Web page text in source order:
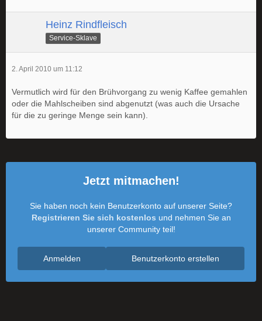
Heinz Rindfleisch
Service-Sklave
2. April 2010 um 11:12
Vermutlich wird für den Brühvorgang zu wenig Kaffee gemahlen
oder die Mahlscheiben sind abgenutzt (was auch die Ursache
für die zu geringe Menge sein kann).
Jetzt mitmachen!
Sie haben noch kein Benutzerkonto auf unserer Seite?
Registrieren Sie sich kostenlos und nehmen Sie an
unserer Community teil!
Benutzerkonto erstellen
Anmelden